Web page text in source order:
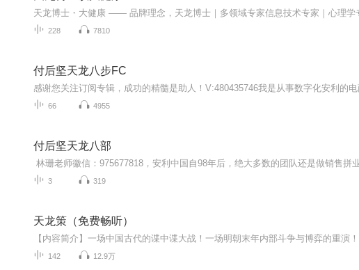
228 7810
付后坚天龙八步FC
66 4955
付后坚天龙八部
3 319
天龙策（免费畅听）
142 12.9万